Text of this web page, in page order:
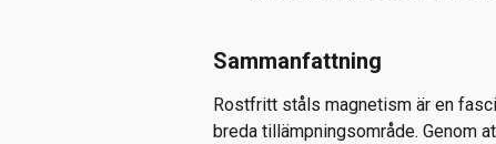
Sammanfattning
Rostfritt ståls magnetism är en
breda tillämpningsområde. Genom